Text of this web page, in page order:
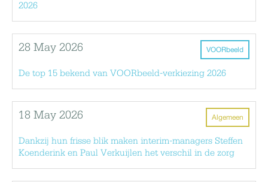
2026
VOORbeeld
28 May 2026
De top 15 bekend van VOORbeeld-verkiezing 2026
Algemeen
18 May 2026
Dankzij hun frisse blik maken interim-managers Steffen
Koenderink en Paul Verkuijlen het verschil in de zorg